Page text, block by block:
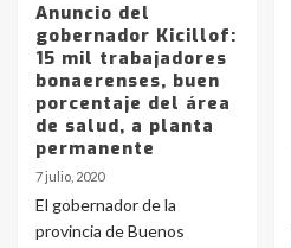
Anuncio del
gobernador Kicillof:
15 mil trabajadores
bonaerenses, buen
porcentaje del área
de salud, a planta
permanente
7 julio, 2020
El gobernador de la
provincia de Buenos